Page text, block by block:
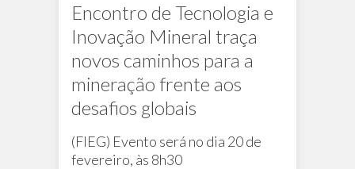
Encontro de Tecnologia e
Inovação Mineral traça
novos caminhos para a
mineração frente aos
desafios globais
(FIEG) Evento será no dia 20 de
fevereiro, às 8h30